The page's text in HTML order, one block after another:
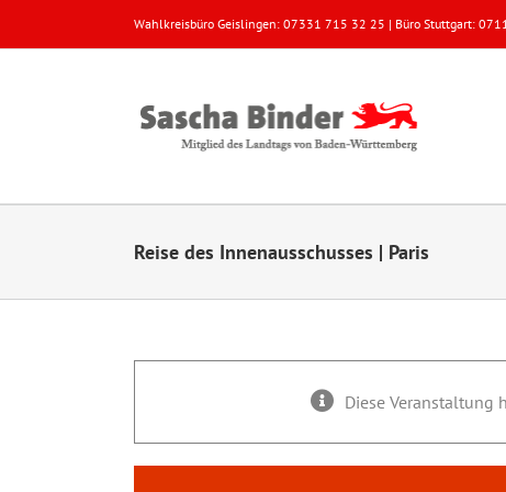
Wahlkreisbüro Geislingen: 07331 715 32 25 | Büro Stuttgart:
Reise des Innenausschusses | Paris
Diese Veranstaltung